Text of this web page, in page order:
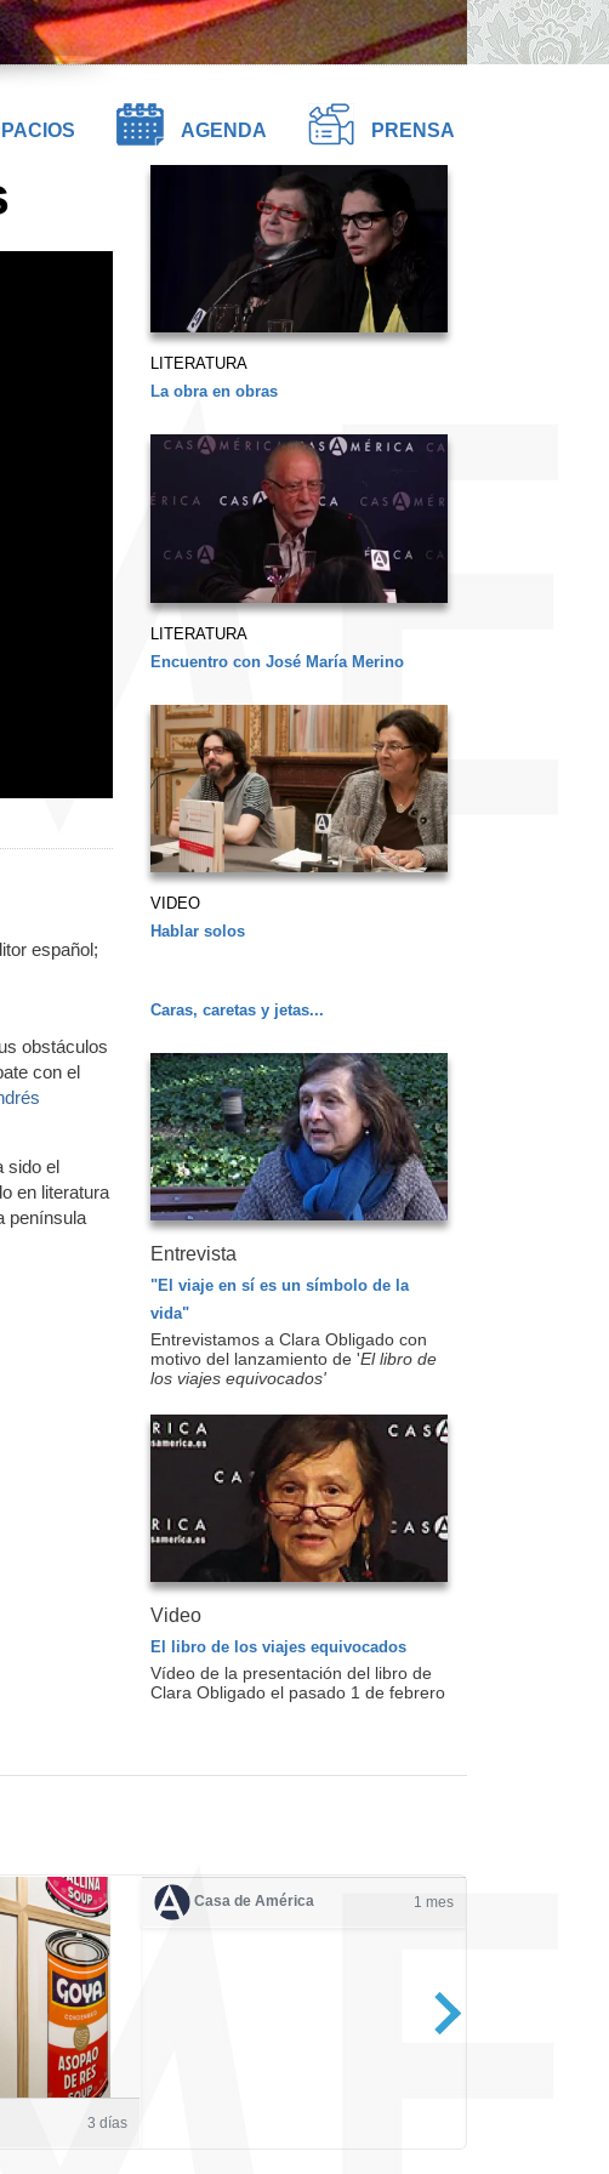
AGENDA PRENSA
español;
obstáculos
con el
sido el
en literatura
península
LITERATURA
La obra en obras
LITERATURA
Encuentro con José María Merino
VIDEO
Hablar solos
Caras, caretas y jetas...
Entrevista
"El viaje en sí es un símbolo de la
vida"
Entrevistamos a Clara Obligado con
motivo del lanzamiento de 'El libro de
los viajes equivocados'
Video
El libro de los viajes equivocados
Vídeo de la presentación del libro de
Clara Obligado el pasado 1 de febrero
3 días
Casa de América 1 mes